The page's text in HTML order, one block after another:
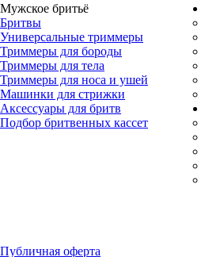
Мужское бритьё
Бритвы
Универсальные триммеры
Триммеры для бороды
Триммеры для тела
Триммеры для носа и ушей
Машинки для стрижки
Аксессуары для бритв
Подбор бритвенных кассет
Публичная оферта